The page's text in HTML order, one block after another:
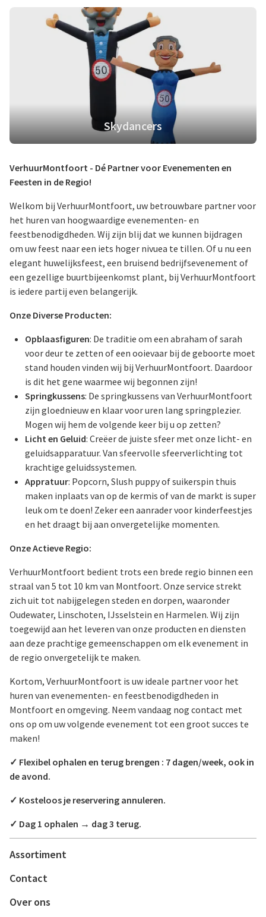
Skydancers
VerhuurMontfoort - Dé Partner voor Evenementen en
Feesten in de Regio!
Welkom bij VerhuurMontfoort, uw betrouwbare partner voor
het huren van hoogwaardige evenementen- en
feestbenodigdheden. Wij zijn blij dat we kunnen bijdragen
om uw feest naar een iets hoger nivuea te tillen. Of u nu een
elegant huwelijksfeest, een bruisend bedrijfsevenement of
een gezellige buurtbijeenkomst plant, bij VerhuurMontfoort
is iedere partij even belangerijk.
Onze Diverse Producten:
Opblaasfiguren: De traditie om een abraham of sarah
voor deur te zetten of een ooievaar bij de geboorte moet
stand houden vinden wij bij VerhuurMontfoort. Daardoor
is dit het gene waarmee wij begonnen zijn!
Springkussens: De springkussens van VerhuurMontfoort
zijn gloednieuw en klaar voor uren lang springplezier.
Mogen wij hem de volgende keer bij u op zetten?
Licht en Geluid: Creëer de juiste sfeer met onze licht- en
geluidsapparatuur. Van sfeervolle sfeerverlichting tot
krachtige geluidssystemen.
Appratuur: Popcorn, Slush puppy of suikerspin thuis
maken inplaats van op de kermis of van de markt is super
leuk om te doen! Zeker een aanrader voor kinderfeestjes
en het draagt bij aan onvergetelijke momenten.
Onze Actieve Regio:
VerhuurMontfoort bedient trots een brede regio binnen een
straal van 5 tot 10 km van Montfoort. Onze service strekt
zich uit tot nabijgelegen steden en dorpen, waaronder
Oudewater, Linschoten, IJsselstein en Harmelen. Wij zijn
toegewijd aan het leveren van onze producten en diensten
aan deze prachtige gemeenschappen om elk evenement in
de regio onvergetelijk te maken.
Kortom, VerhuurMontfoort is uw ideale partner voor het
huren van evenementen- en feestbenodigdheden in
Montfoort en omgeving. Neem vandaag nog contact met
ons op om uw volgende evenement tot een groot succes te
maken!
✓ Flexibel ophalen en terug brengen : 7 dagen/week, ook in
de avond.
✓ Kosteloos je reservering annuleren.
✓ Dag 1 ophalen → dag 3 terug.
Assortiment
Contact
Over ons